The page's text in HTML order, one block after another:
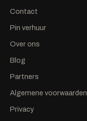
Contact
Pin verhuur
Over ons
Blog
Partners
Algemene voorwaarden
Privacy